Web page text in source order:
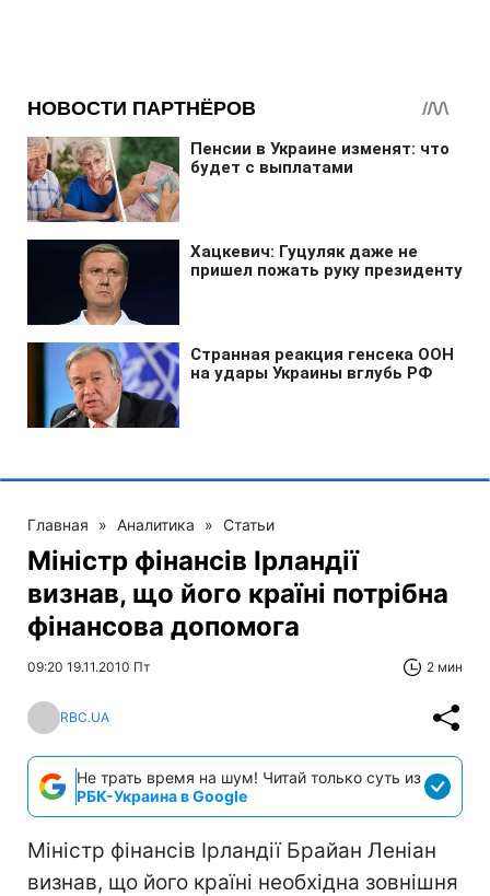
Главная » Аналитика » Статьи
Міністр фінансів Ірландії
визнав, що його країні потрібна
фінансова допомога
09:20 19.11.2010 Пт 2 мин
RBC.UA
Не трать время на шум! Читай только суть из
РБК-Украина в Google
Міністр фінансів Ірландії Брайан Леніан
визнав, що його країні необхідна зовнішня